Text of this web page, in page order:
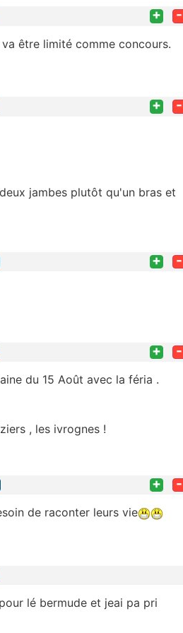
+ -
être limité comme concours.
+ -
jambes plutôt qu'un bras et
+ -
+ -
du 15 Août avec la féria .
, les ivrognes !
+ -
de raconter leurs vie
lé bermude et jeai pa pri